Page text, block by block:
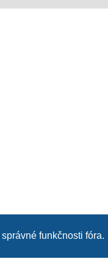
funkčnosti fóra.